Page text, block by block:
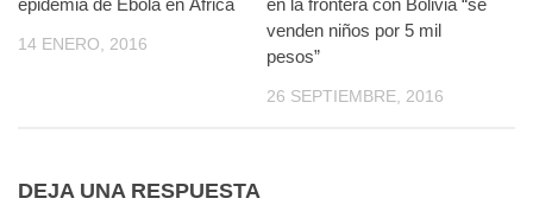
epidemia de Ébola en África
14 ENERO, 2016
en la frontera con Bolivia “se
venden niños por 5 mil
pesos”
26 SEPTIEMBRE, 2016
DEJA UNA RESPUESTA